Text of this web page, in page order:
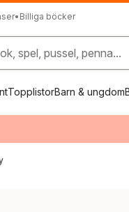
• Billiga böcker
spel, pussel, penna...
TopplistorBarn & ungdom